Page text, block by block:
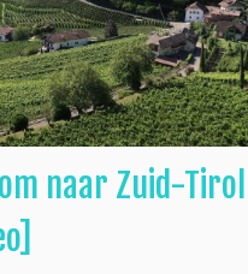
naar Zuid-Tirol